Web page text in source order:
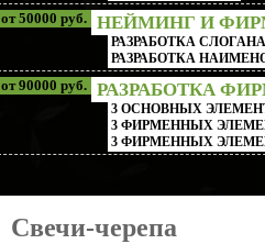
НЕЙМИНГ И
РАЗРАБОТКА
РАЗРАБОТКА
от 50000 руб.
РАЗРАБОТКА
3 ОСНОВНЫХ
3 ФИРМЕННЫХ
3 ФИРМЕННЫХ
от 90000 руб.
Свечи-черепа